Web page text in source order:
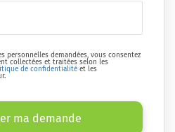
personnelles demandées, vous consentez
collectées et traitées selon les
de confidentialité et les
ma demande